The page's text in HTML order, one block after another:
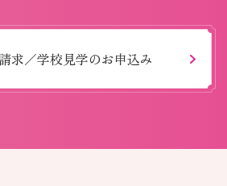
求／学校見学のお申込み